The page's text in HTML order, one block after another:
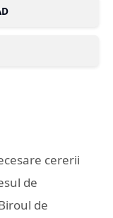
cererii
de
de